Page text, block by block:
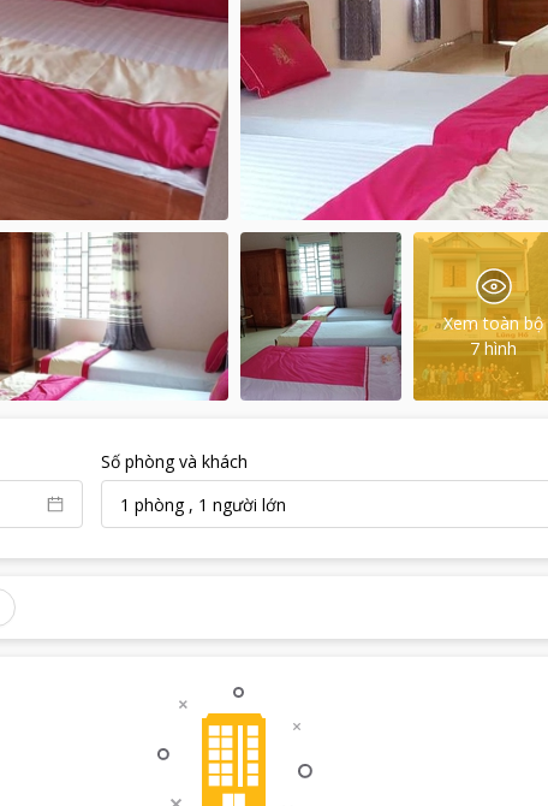
Xem toàn bộ
7 hình
Số phòng và khách
1 phòng, 1 người lớn